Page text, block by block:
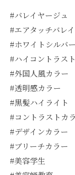
#バレイヤージュ
#エアタッチバレ
#ホワイトシルバ
#ハイコントラス
#外国人風カラー
#透明感カラー
#黒髪ハイライト
#コントラストカ
#デザインカラー
#ブリーチカラー
#美容学生